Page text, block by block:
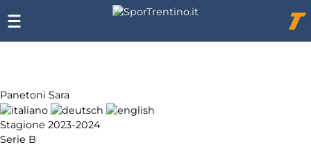
Panetoni Sara
Stagione 2023-2024
Serie B
Chi
siamo
Affiliazione